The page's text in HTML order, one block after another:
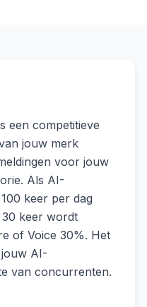
een competitieve
jouw merk
voor jouw
Als AI-
keer per dag
keer wordt
of Voice 30%. Het
AI-
van concurrenten.